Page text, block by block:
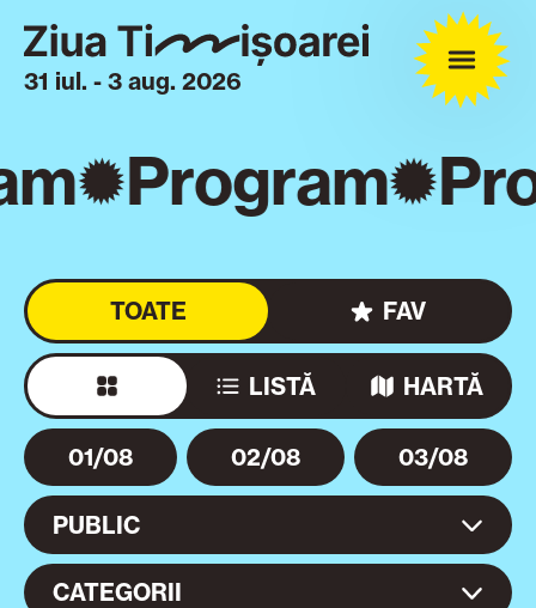
31 iul. - 3 aug. 2026
Program
CATEGORII
PUBLIC
01/08 02/08 03/08
LISTĂ HARTĂ
TOATE FAV